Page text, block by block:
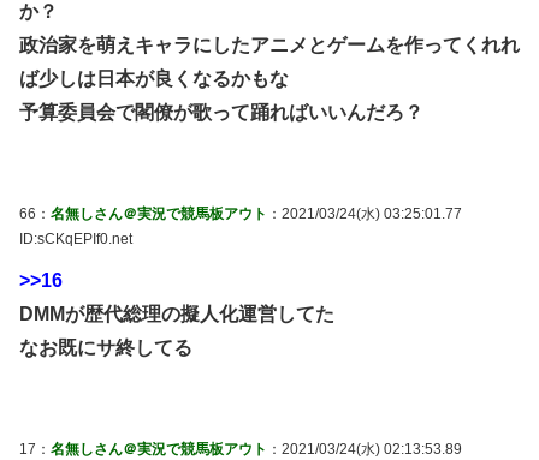
か？
政治家を萌えキャラにしたアニメとゲームを作ってくれれ
ば少しは日本が良くなるかもな
予算委員会で閣僚が歌って踊ればいいんだろ？
66： 名無しさん＠実況で競馬板アウト ：2021/03/24(水) 03:25:01.77
ID:sCKqEPIf0.net
>>16
DMMが歴代総理の擬人化運営してた
なお既にサ終してる
17： 名無しさん＠実況で競馬板アウト ：2021/03/24(水) 02:13:53.89